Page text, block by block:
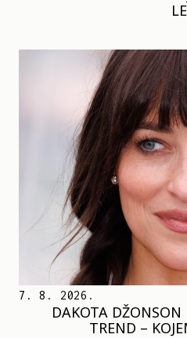
7. 8. 2026.
DAKOTA DŽONSON
TREND –